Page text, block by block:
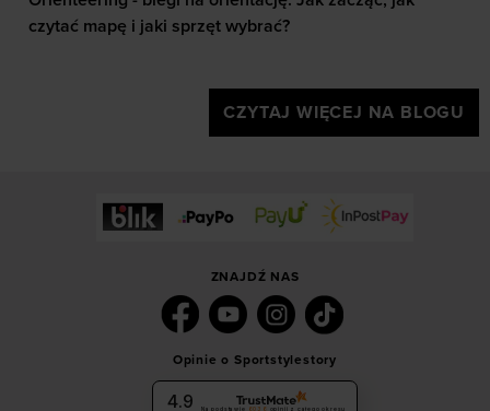
czytać mapę i jaki sprzęt wybrać?
CZYTAJ WIĘCEJ NA BLOGU
ZNAJDŹ NAS
Opinie o Sportstylestory
4.9 Na podstawie 6036 opinii z całego okresu